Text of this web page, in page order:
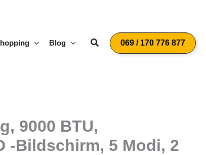
Blog Suchen069 / 170 776 877
9000 BTU,
-Bildschirm, 5 Modi, 2